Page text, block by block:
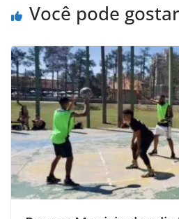
Você pode